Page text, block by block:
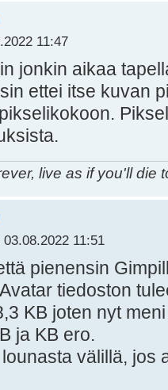
11:47
jonkin aikaa
ettei itse kuvan
live as if you'll die
03.08.2022 11:51
pienensin
tiedoston
KB joten nyt
ja KB ero.
välillä, jos